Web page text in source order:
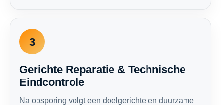
3
Gerichte Reparatie & Technische
Eindcontrole
Na opsporing volgt een doelgerichte en duurzame